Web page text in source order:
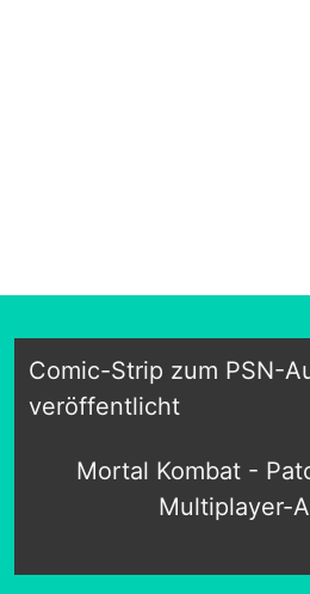
Comic-Strip zum PSN-
veröffentlicht
Mortal Kombat -
Multiplayer-